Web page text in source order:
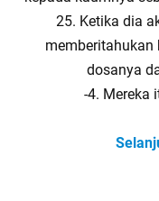
25. Ketika dia
memberitahukan
dosanya
-4. Mereka